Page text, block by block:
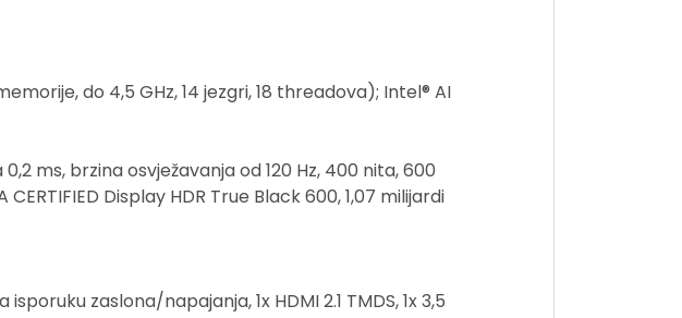
do 4,5 GHz, 14 jezgri, 18 threadova); Intel® AI
0,2 ms, brzina osvježavanja od 120 Hz, 400 nita, 600
Display HDR True Black 600, 1,07 milijardi
zaslona/napajanja, 1x HDMI 2.1 TMDS, 1x 3,5